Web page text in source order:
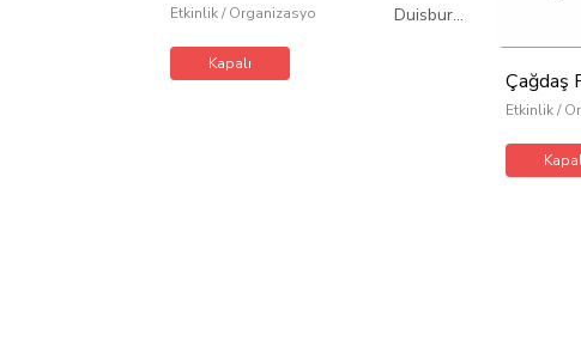
Etkinlik / Organizasyon Duisburg
Kapalı
Çağdaş
Etkinlik /